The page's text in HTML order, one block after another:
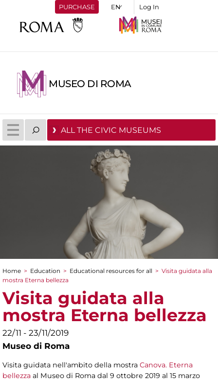
PURCHASE Log In
MUSEO DI ROMA
ALL THE CIVIC MUSEUMS
You are here
Home > Education > Educational resources for all > Visita guidata alla
mostra Eterna bellezza
Visita guidata alla
mostra Eterna bellezza
22/11 - 23/11/2019
Museo di Roma
Visita guidata nell'ambito della mostra Canova. Eterna
bellezza al Museo di Roma dal 9 ottobre 2019 al 15 marzo